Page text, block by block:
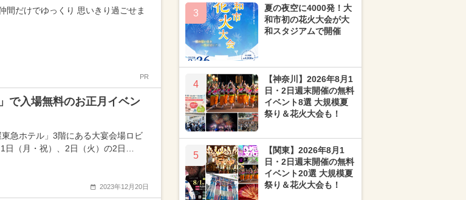
間だけでゆっくり 思いきり過ごせま
PR
で入場無料のお正月イベン
急ホテル」3階にある大宴会場ロビ
日（月・祝）、2日（火）の2日…
2023年12月20日
3
夏の夜空に4000発！大
和市初の花火大会が大
和スタジアムで開催
4
【神奈川】2026年8月1
日・2日週末開催の無料
イベント8選 大規模夏
祭り＆花火大会も！
5
【関東】2026年8月1
日・2日週末開催の無料
イベント20選 大規模夏
祭り＆花火大会も！